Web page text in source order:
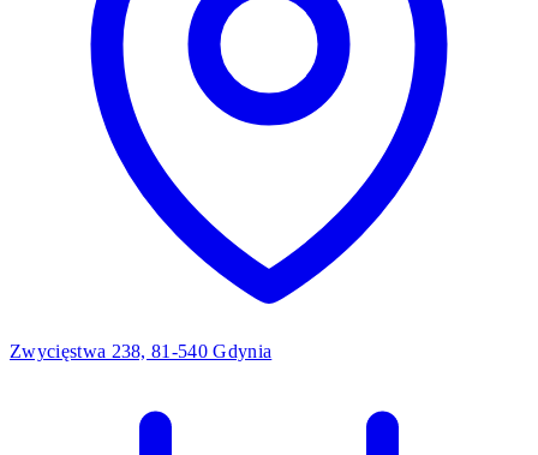
Zwycięstwa 238, 81-540 Gdynia